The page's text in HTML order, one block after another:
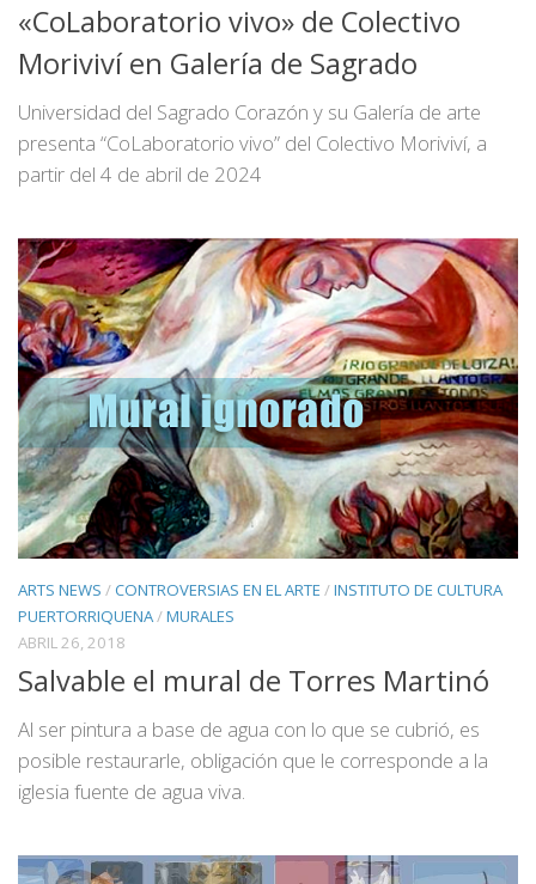
«CoLaboratorio vivo» de Colectivo
Moriviví en Galería de Sagrado
Universidad del Sagrado Corazón y su Galería de arte
presenta “CoLaboratorio vivo” del Colectivo Moriviví, a
partir del 4 de abril de 2024
ARTS NEWS /CONTROVERSIAS EN EL ARTE /INSTITUTO DE CULTURA
PUERTORRIQUENA/MURALES
ABRIL 26, 2018
Salvable el mural de Torres Martinó
Al ser pintura a base de agua con lo que se cubrió, es
posible restaurarle, obligación que le corresponde a la
iglesia fuente de agua viva.